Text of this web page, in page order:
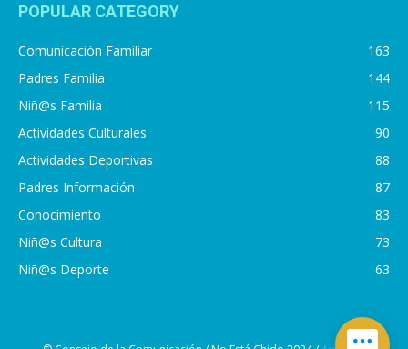
POPULAR CATEGORY
Comunicación Familiar
163
Padres Familia
144
Niñ@s Familia
115
Actividades Culturales
90
Actividades Deportivas
88
Padres Información
87
Conocimiento
83
Niñ@s Cultura
73
Niñ@s Deporte
63